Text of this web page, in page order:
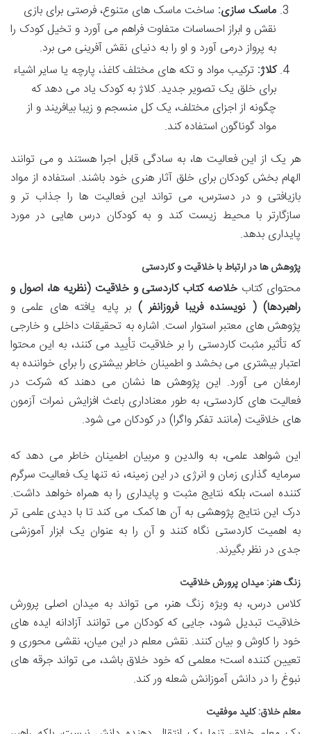
ماسک سازی: ساخت ماسک های متنوع، فرصتی برای بازی
نقش و ابراز احساسات متفاوت فراهم می آورد و تخیل کودک را
به پرواز درمی آورد و او را به دنیای نقش آفرینی می برد.
کلاژ: ترکیب مواد و تکه های مختلف کاغذ، پارچه یا سایر اشیاء
برای خلق یک تصویر جدید. کلاژ به کودک یاد می دهد که
چگونه از اجزای مختلف، یک کل منسجم و زیبا بیافریند و از
مواد گوناگون استفاده کند.
هر یک از این فعالیت ها، به سادگی قابل اجرا هستند و می توانند
الهام بخش کودکان برای خلق آثار هنری خود باشند. استفاده از مواد
بازیافتی و در دسترس، می تواند این فعالیت ها را جذاب تر و
سازگارتر با محیط زیست کند و به کودکان درس هایی در مورد
پایداری بدهد.
پژوهش ها در ارتباط با خلاقیت و کاردستی
محتوای کتاب خلاصه کتاب کاردستی و خلاقیت (نظریه ها، اصول و
راهبردها) ( نویسنده فریبا فروزانفر ) بر پایه یافته های علمی و
پژوهش های معتبر استوار است. اشاره به تحقیقات داخلی و خارجی
که تأثیر مثبت کاردستی را بر خلاقیت تأیید می کنند، به این محتوا
اعتبار بیشتری می بخشد و اطمینان خاطر بیشتری را برای خواننده به
ارمغان می آورد. این پژوهش ها نشان می دهند که شرکت در
فعالیت های کاردستی، به طور معناداری باعث افزایش نمرات آزمون
های خلاقیت (مانند تفکر واگرا) در کودکان می شود.
این شواهد علمی، به والدین و مربیان اطمینان خاطر می دهد که
سرمایه گذاری زمان و انرژی در این زمینه، نه تنها یک فعالیت سرگرم
کننده است، بلکه نتایج مثبت و پایداری را به همراه خواهد داشت.
درک این نتایج پژوهشی به آن ها کمک می کند تا با دیدی علمی تر
به اهمیت کاردستی نگاه کنند و آن را به عنوان یک ابزار آموزشی
جدی در نظر بگیرند.
زنگ هنر: میدان پرورش خلاقیت
کلاس درس، به ویژه زنگ هنر، می تواند به میدان اصلی پرورش
خلاقیت تبدیل شود، جایی که کودکان می توانند آزادانه ایده های
خود را کاوش و بیان کنند. نقش معلم در این میان، نقشی محوری و
تعیین کننده است؛ معلمی که خود خلاق باشد، می تواند جرقه های
نبوغ را در دانش آموزانش شعله ور کند.
معلم خلاق: کلید موفقیت